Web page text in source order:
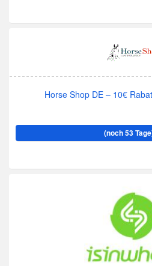
Horse Shop DE – 10€
(noch 53